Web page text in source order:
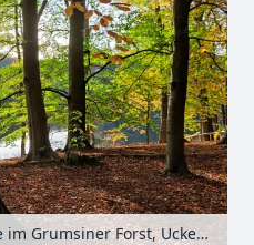
Buchenwald am Buckowsee im Grumsiner Forst, Uckermark, Brandenburg, Deutschland